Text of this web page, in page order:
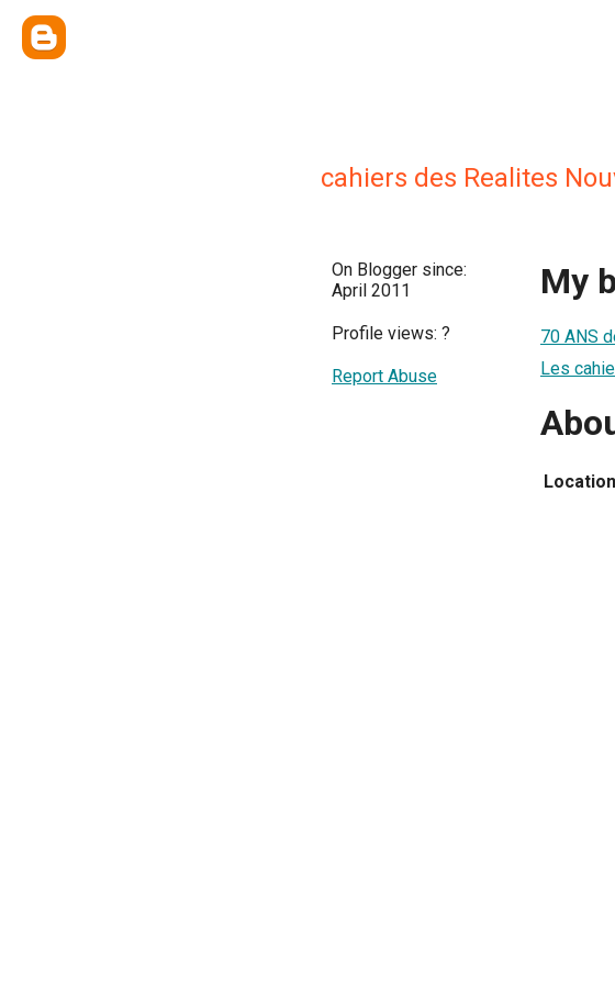
cahiers des Realites
On Blogger since:
April 2011
Profile views: ?
Report Abuse
My
70 ANS
Les
Location